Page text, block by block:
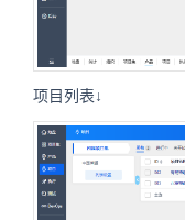
项目列表↓